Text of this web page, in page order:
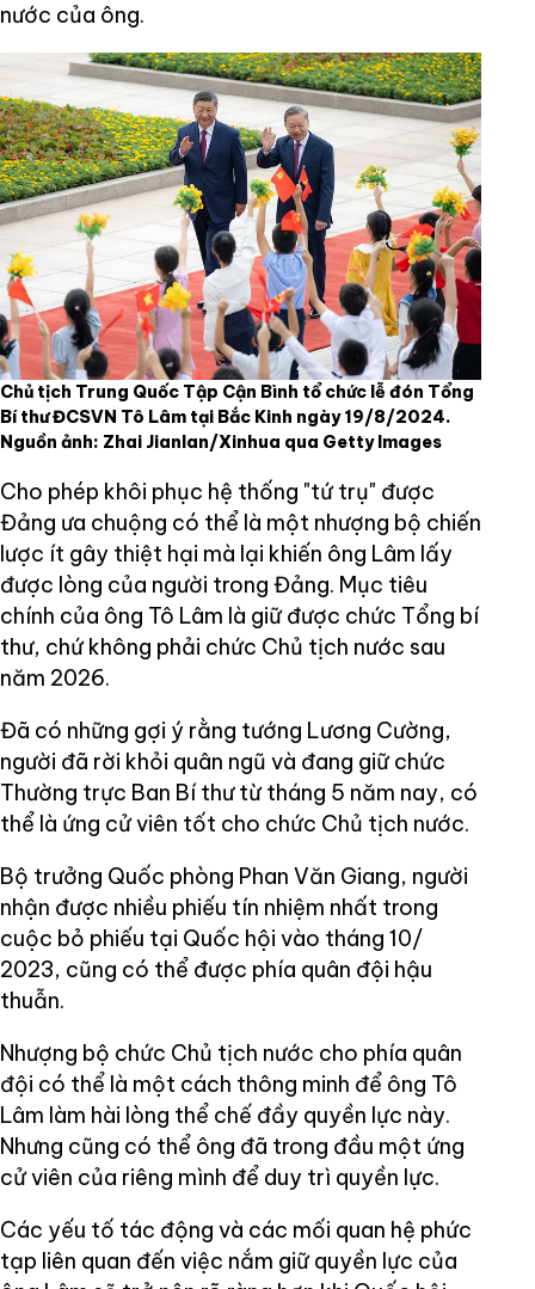
nước của ông.
Chủ tịch Trung Quốc Tập Cận Bình tổ chức lễ đón Tổng
Bí thư ĐCSVN Tô Lâm tại Bắc Kinh ngày 19/8/2024.
Nguồn ảnh: Zhai Jianlan/Xinhua qua Getty Images
Cho phép khôi phục hệ thống "tứ trụ" được
Đảng ưa chuộng có thể là một nhượng bộ chiến
lược ít gây thiệt hại mà lại khiến ông Lâm lấy
được lòng của người trong Đảng. Mục tiêu
chính của ông Tô Lâm là giữ được chức Tổng bí
thư, chứ không phải chức Chủ tịch nước sau
năm 2026.
Đã có những gợi ý rằng tướng Lương Cường,
người đã rời khỏi quân ngũ và đang giữ chức
Thường trực Ban Bí thư từ tháng 5 năm nay, có
thể là ứng cử viên tốt cho chức Chủ tịch nước.
Bộ trưởng Quốc phòng Phan Văn Giang, người
nhận được nhiều phiếu tín nhiệm nhất trong
cuộc bỏ phiếu tại Quốc hội vào tháng 10/
2023, cũng có thể được phía quân đội hậu
thuẫn.
Nhượng bộ chức Chủ tịch nước cho phía quân
đội có thể là một cách thông minh để ông Tô
Lâm làm hài lòng thể chế đầy quyền lực này.
Nhưng cũng có thể ông đã trong đầu một ứng
cử viên của riêng mình để duy trì quyền lực.
Các yếu tố tác động và các mối quan hệ phức
tạp liên quan đến việc nắm giữ quyền lực của